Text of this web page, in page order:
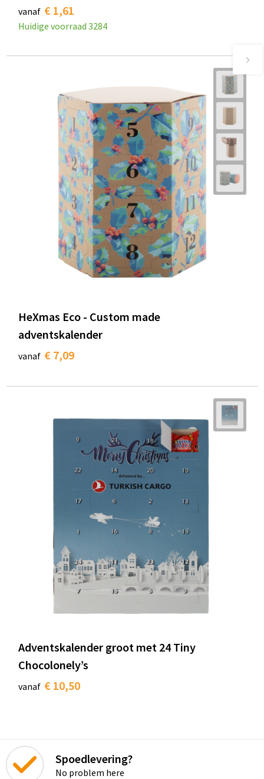
vanaf € 1,61
Huidige voorraad 3284
HeXmas Eco - Custom made
adventskalender
vanaf € 7,09
Adventskalender groot met 24 Tiny
Chocolonely’s
vanaf € 10,50
Spoedlevering?
No problem here